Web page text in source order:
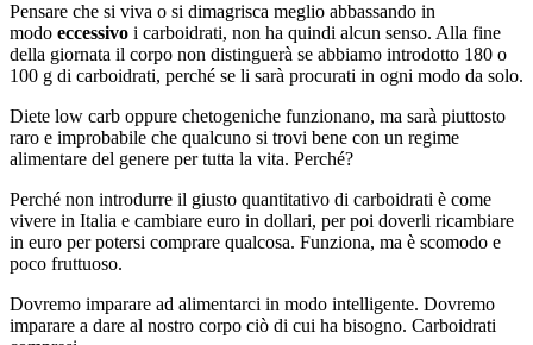
Pensare che si viva o si dimagrisca meglio abbassando in
modo eccessivo i carboidrati, non ha quindi alcun senso. Alla fine
della giornata il corpo non distinguerà se abbiamo introdotto 180 o
100 g di carboidrati, perché se li sarà procurati in ogni modo da solo.
Diete low carb oppure chetogeniche funzionano, ma sarà piuttosto
raro e improbabile che qualcuno si trovi bene con un regime
alimentare del genere per tutta la vita. Perché?
Perché non introdurre il giusto quantitativo di carboidrati è come
vivere in Italia e cambiare euro in dollari, per poi doverli ricambiare
in euro per potersi comprare qualcosa. Funziona, ma è scomodo e
poco fruttuoso.
Dovremo imparare ad alimentarci in modo intelligente. Dovremo
imparare a dare al nostro corpo ciò di cui ha bisogno. Carboidrati